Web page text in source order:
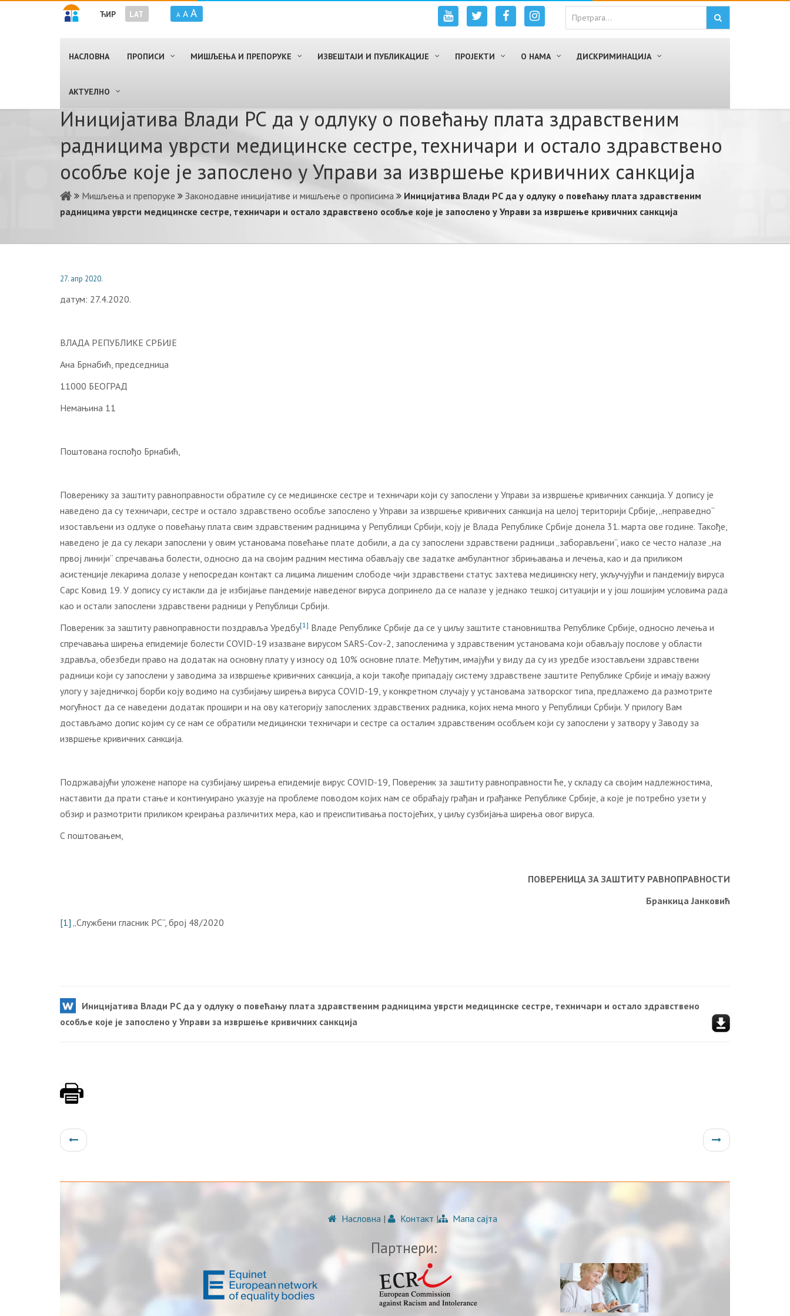
ЋИР LAT A A A
НАСЛОВНА ПРОПИСИ МИШЉЕЊА И ПРЕПОРУКЕ ИЗВЕШТАЈИ И ПУБЛИКАЦИЈЕ ПРОЈЕКТИ О НАМА ДИСКРИМИНАЦИЈА
AКТУЕЛНО
Иницијатива Влади РС да у одлуку о повећању плата здравственим
радницима уврсти медицинске сестре, техничари и остало здравствено
особље које је запослено у Управи за извршење кривичних санкција
Мишљења и препоруке Законодавне иницијативе и мишљење о прописима
Иницијатива Влади РС да у одлуку о повећању плата здравственим
радницима уврсти медицинске сестре, техничари и остало здравствено особље које је запослено у Управи за извршење кривичних санкција
27. апр 2020.
датум: 27.4.2020.
ВЛАДА РЕПУБЛИКЕ СРБИЈЕ
Ана Брнабић, председница
11000 БЕОГРАД
Немањина 11
Поштована госпођо Брнабић,
Поверенику за заштиту равноправности обратиле су се медицинске сестре и техничари који су запослени у Управи за извршење кривичних санкција. У допису је
наведено да су техничари, сестре и остало здравствено особље запослено у Управи за извршење кривичних санкција на целој територији Србије, „неправедно“
изостављени из одлуке о повећању плата свим здравственим радницима у Републици Србији, коју је Влада Републике Србије донела 31. марта ове године. Такође,
наведено је да су лекари запослени у овим установама повећање плате добили, а да су запослени здравствени радници „заборављени“, иако се често налазе „на
првој линији“ спречавања болести, односно да на својим радним местима обављају све задатке амбулантног збрињавања и лечења, као и да приликом
асистенције лекарима долазе у непосредан контакт са лицима лишеним слободе чији здравствени статус захтева медицинску негу, укључујући и пандемију вируса
Сарс Ковид 19. У допису су истакли да је избијање пандемије наведеног вируса допринело да се налазе у једнако тешкој ситуацији и у још лошијим условима рада
као и остали запослени здравствени радници у Републици Србији.
Повереник за заштиту равноправности поздравља Уредбу[1] Владе Републике Србије да се у циљу заштите становништва Републике Србије, односно лечења и
спречавања ширења епидемије болести COVID-19 изазване вирусом SARS-Cov-2, запосленима у здравственим установама који обављају послове у области
здравља, обезбеди право на додатак на основну плату у износу од 10% основне плате. Међутим, имајући у виду да су из уредбе изостављени здравствени
радници који су запослени у заводима за извршење кривичних санкција, а који такође припадају систему здравствене заштите Републике Србије и имају важну
улогу у заједничкој борби коју водимо на сузбијању ширења вируса COVID-19, у конкретном случају у установама затворског типа, предлажемо да размотрите
могућност да се наведени додатак прошири и на ову категорију запослених здравствених радника, којих нема много у Републици Србији. У прилогу Вам
достављамо допис којим су се нам се обратили медицински техничари и сестре са осталим здравственим особљем који су запослени у затвору у Заводу за
извршење кривичних санкција.
Подржавајући уложене напоре на сузбијању ширења епидемије вирус COVID-19, Повереник за заштиту равноправности ће, у складу са својим надлежностима,
наставити да прати стање и континуирано указује на проблеме поводом којих нам се обраћају грађан и грађанке Републике Србије, а које је потребно узети у
обзир и размотрити приликом креирања различитих мера, као и преиспитивања постојећих, у циљу сузбијања ширења овог вируса.
С поштовањем,
ПОВЕРЕНИЦА ЗА ЗАШТИТУ РАВНОПРАВНОСТИ
Бранкица Јанковић
[1] „Службени гласник РС“, број 48/2020
Иницијатива Влади РС да у одлуку о повећању плата здравственим радницима уврсти медицинске сестре, техничари и остало здравствено
особље које је запослено у Управи за извршење кривичних санкција
Насловна | Контакт | Мапа сајта
Партнери: